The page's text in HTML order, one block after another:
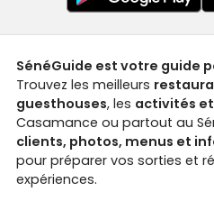
SénéGuide est votre guide
Trouvez les meilleurs
guesthouses, les activités
Casamance ou partout au
clients, photos, menus et
pour préparer vos sorties et
expériences.